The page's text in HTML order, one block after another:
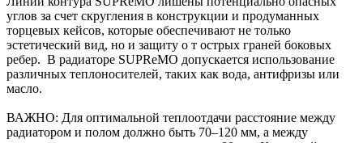
углов за счет скругления в конструкции и продуманных
торцевых кейсов, которые обеспечивают не только
эстетический вид, но и защиту о т острых граней боковых
ребер. В радиаторе SUPReMO допускается использование
различных теплоносителей, таких как вода, антифризы или
масло.
ВАЖНО: Для оптимальной теплоотдачи расстояние между
радиатором и полом должно быть 70–120 мм, а между